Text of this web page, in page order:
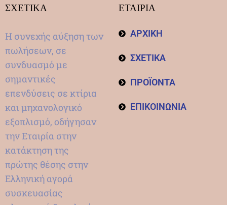
ΣΧΕΤΙΚΑ
Η συνεχής αύξηση των
πωλήσεων, σε
συνδυασμό με
σημαντικές
επενδύσεις σε κτίρια
και μηχανολογικό
εξοπλισμό, οδήγησαν
την Εταιρία στην
κατάκτηση της
πρώτης θέσης στην
Ελληνική αγορά
συσκευασίας
ΕΤΑΙΡΙΑ
ΑΡΧΙΚΗ
ΣΧΕΤΙΚΑ
ΠΡΟΪΟΝΤΑ
ΕΠΙΚΟΙΝΩΝΙΑ